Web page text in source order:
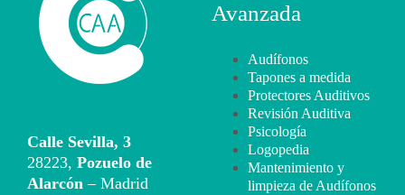
Calle Sevilla, 3
28223, Pozuelo de
Alarcón– Madrid
Avanzada
Audífonos
Tapones a medida
Protectores Auditivos
Revisión Auditiva
Psicología
Logopedia
Mantenimiento y
limpieza de Audífonos